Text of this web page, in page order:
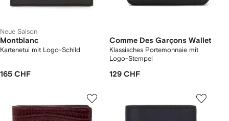
Neue Saison
Montblanc
Kartenetui mit Logo-Schild
165 CHF
Comme Des Garçons Wallet
Klassisches Portemonnaie mit
Logo-Stempel
129 CHF